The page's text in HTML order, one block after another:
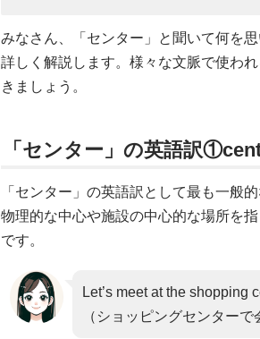
みなさん、「センター」と聞いて何を
詳しく解説します。様々な文脈で使わ
きましょう。
「センター」の英語訳
「センター」の英語訳として最も一般
物理的な中心や施設の中心的な場所を
です。
Let’s meet at the shopping
（ショッピングセンターで